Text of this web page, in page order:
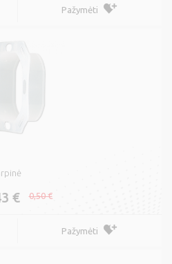
Pažymėti
€ 0,50 €
Pažymėti